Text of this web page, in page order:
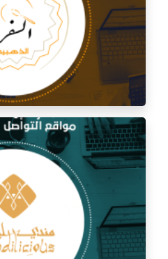
إدارة السوشيال ميديا
إدارة السوشيال ميديا